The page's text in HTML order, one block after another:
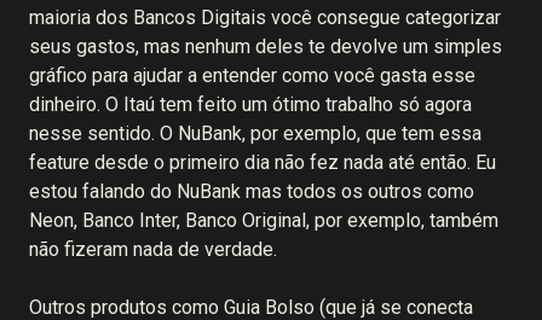
maioria dos Bancos Digitais você consegue categorizar
seus gastos, mas nenhum deles te devolve um simples
gráfico para ajudar a entender como você gasta esse
dinheiro. O Itaú tem feito um ótimo trabalho só agora
nesse sentido. O NuBank, por exemplo, que tem essa
feature desde o primeiro dia não fez nada até então. Eu
estou falando do NuBank mas todos os outros como
Neon, Banco Inter, Banco Original, por exemplo, também
não fizeram nada de verdade.
Outros produtos como Guia Bolso (que já se conecta